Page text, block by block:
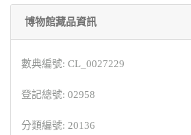
博物館藏品資訊
數典編號: CL_0027229
登記總號: 02958
分類編號: 20136